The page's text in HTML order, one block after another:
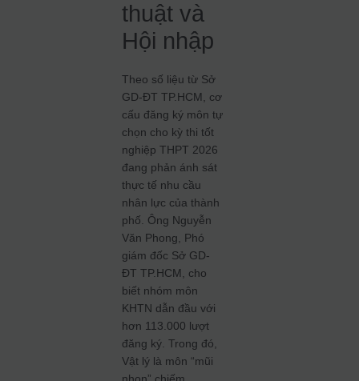
thuật và
Hội nhập
Theo số liệu từ Sở
GD-ĐT TP.HCM, cơ
cấu đăng ký môn tự
chọn cho kỳ thi tốt
nghiệp THPT 2026
đang phản ánh sát
thực tế nhu cầu
nhân lực của thành
phố. Ông Nguyễn
Văn Phong, Phó
giám đốc Sở GD-
ĐT TP.HCM, cho
biết nhóm môn
KHTN dẫn đầu với
hơn 113.000 lượt
đăng ký. Trong đó,
Vật lý là môn “mũi